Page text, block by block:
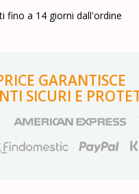
fino a 14 giorni dall'ordine
GARANTISCE
SICURI E